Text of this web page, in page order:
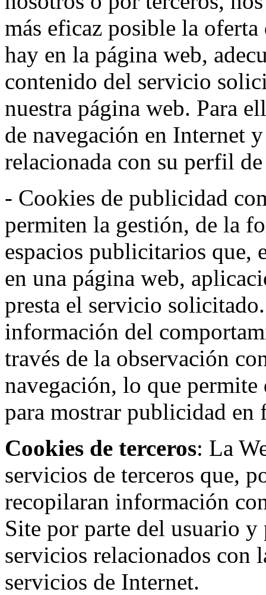
más eficaz posible la
hay en la página web,
contenido del servicio
nuestra página web. Para
de navegación en Internet
relacionada con su perfil
- Cookies de publicidad
permiten la gestión, de la
espacios publicitarios que,
en una página web,
presta el servicio
información del
través de la observación
navegación, lo que
para mostrar publicidad
Cookies de terceros: La
servicios de terceros que,
recopilaran información
Site por parte del usuario
servicios relacionados con
servicios de Internet.